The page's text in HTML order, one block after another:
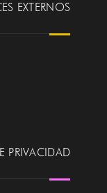
EXTERNOS
PRIVACIDAD